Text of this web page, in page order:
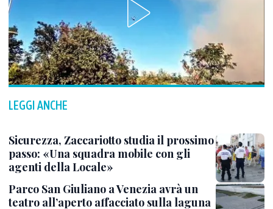
LEGGI ANCHE
Sicurezza, Zaccariotto studia il prossimo
passo: «Una squadra mobile con gli
agenti della Locale»
Parco San Giuliano a Venezia avrà un
teatro all’aperto affacciato sulla laguna